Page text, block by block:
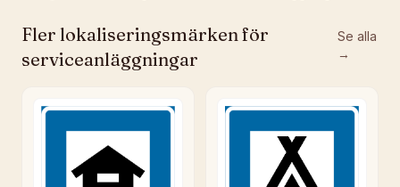
Fler lokaliseringsmärken för
serviceanläggningar
Se alla
→